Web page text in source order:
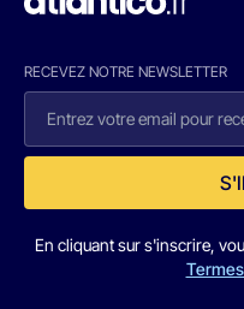
RECEVEZ NOTRE NEWSLETTER
En cliquant sur s'inscrire,